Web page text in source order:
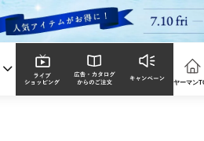
ヤーマン